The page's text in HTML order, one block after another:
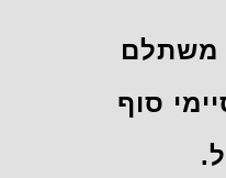
משתלם
סוף